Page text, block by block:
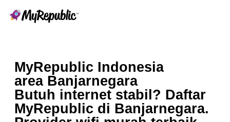
MyRepublic Indonesia
area Banjarnegara
Butuh internet stabil? Daftar
MyRepublic di Banjarnegara.